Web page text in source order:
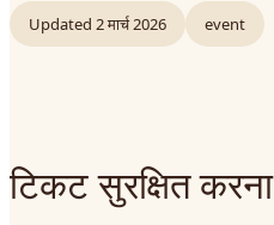
Updated 2 मार्च 2026 event
टिकट सुरक्षित करना